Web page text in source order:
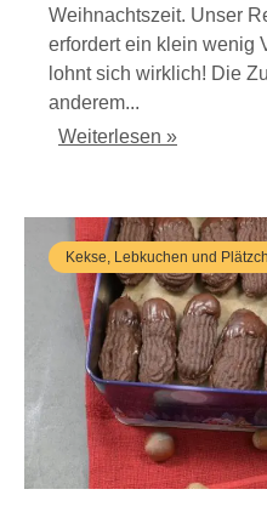
Weihnachtszeit. Unser
erfordert ein klein wenig
lohnt sich wirklich! Die
anderem...
Weiterlesen »
Kekse, Lebkuchen und